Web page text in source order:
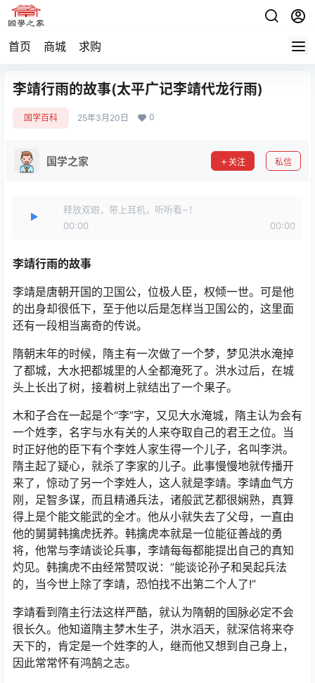
首页 商城 求购
李靖行雨的故事(太平广记李靖代龙行雨)
国学百科 25年3月20日 0
国学之家 关注 私信
释放双眼，带上耳机，听听看~！
00:00
00:00
李靖行雨的故事
李靖是唐朝开国的卫国公，位极人臣，权倾一世。可是他
的出身却很低下，至于他以后是怎样当卫国公的，这里面
还有一段相当离奇的传说。
隋朝末年的时候，隋主有一次做了一个梦，梦见洪水淹掉
了都城，大水把都城里的人全都淹死了。洪水过后，在城
头上长出了树，接着树上就结出了一个果子。
木和子合在一起是个“李”字，又见大水淹城，隋主认为会有
一个姓李，名字与水有关的人来夺取自己的君王之位。当
时正好他的臣下有个李姓人家生得一个儿子，名叫李洪。
隋主起了疑心，就杀了李家的儿子。此事慢慢地就传播开
来了，惊动了另一个李姓人，这人就是李靖。李靖血气方
刚，足智多谋，而且精通兵法，诸般武艺都很娴熟，真算
得上是个能文能武的全才。他从小就失去了父母，一直由
他的舅舅韩擒虎抚养。韩擒虎本就是一位能征善战的勇
将，他常与李靖谈论兵事，李靖每每都能提出自己的真知
灼见。韩擒虎不由经常赞叹说：“能谈论孙子和吴起兵法
的，当今世上除了李靖，恐怕找不出第二个人了!”
李靖看到隋主行法这样严酷，就认为隋朝的国脉必定不会
很长久。他知道隋主梦木生子，洪水滔天，就深信将来夺
天下的，肯定是一个姓李的人，继而他又想到自己身上，
因此常常怀有鸿鹄之志。